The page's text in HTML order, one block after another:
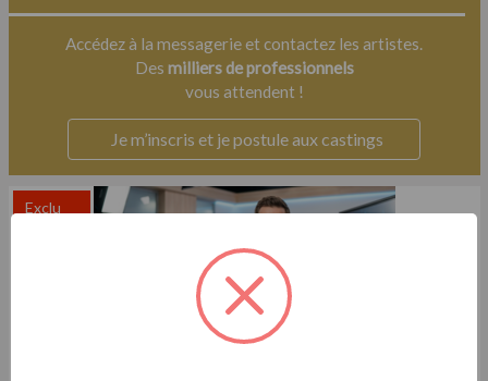
Accédez à la messagerie et contactez les artistes.
Des milliers de professionnels
vous attendent !
Je m’inscris et je postule aux castings
Exclu